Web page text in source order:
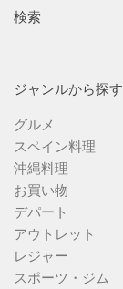
検索
ジャンルから探す
グルメ
スペイン料理
沖縄料理
お買い物
デパート
アウトレット
レジャー
スポーツ・ジム